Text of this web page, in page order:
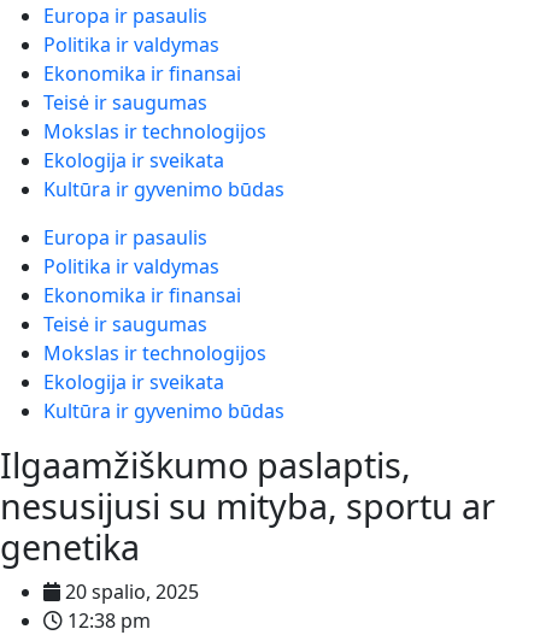
Europa ir pasaulis
Politika ir valdymas
Ekonomika ir finansai
Teisė ir saugumas
Mokslas ir technologijos
Ekologija ir sveikata
Kultūra ir gyvenimo būdas
Europa ir pasaulis
Politika ir valdymas
Ekonomika ir finansai
Teisė ir saugumas
Mokslas ir technologijos
Ekologija ir sveikata
Kultūra ir gyvenimo būdas
Ilgaamžiškumo paslaptis,
nesusijusi su mityba, sportu ar
genetika
20 spalio, 2025
12:38 pm